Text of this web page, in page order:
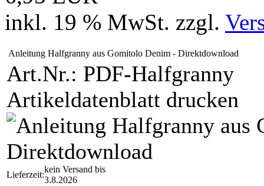
inkl. 19 % MwSt. zzgl.
Anleitung Halfgranny aus Gomitolo Denim - Direktdownload
Art.Nr.: PDF-Halfgranny
Artikeldatenblatt drucken
Lieferzeit:
kein Versand bis
3.8.2026